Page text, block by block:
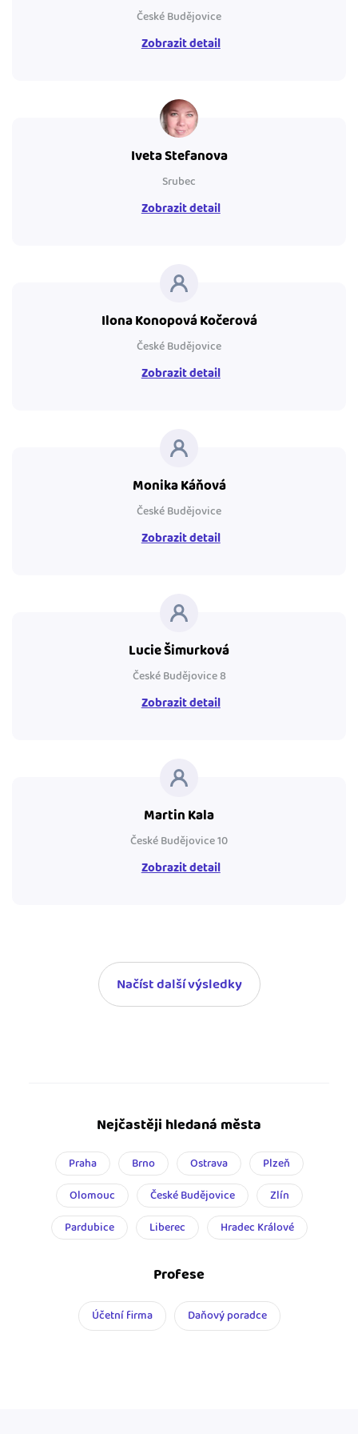
České Budějovice
Zobrazit detail
Iveta Stefanova
Srubec
Zobrazit detail
Ilona Konopová Kočerová
České Budějovice
Zobrazit detail
Monika Káňová
České Budějovice
Zobrazit detail
Lucie Šimurková
České Budějovice 8
Zobrazit detail
Martin Kala
České Budějovice 10
Zobrazit detail
Načíst další výsledky
Nejčastěji hledaná města
Praha Brno Ostrava
Plzeň
Olomouc
České Budějovice
Zlín
Pardubice
Liberec Hradec Králové
Profese
Účetní firma Daňový poradce